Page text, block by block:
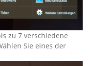
zu 7 verschiedene
Sie eines der